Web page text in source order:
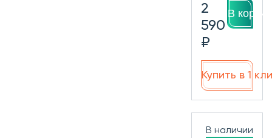
2
590
₽
В
Купить в 1
В наличии